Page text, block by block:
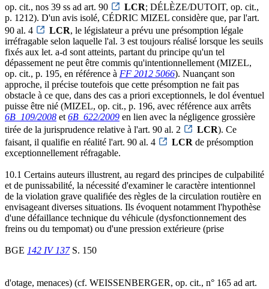
op. cit., nos 39 ss ad art. 90
LCR; DÉLÈZE/DUTOIT, op. cit.,
p. 1212). D'un avis isolé, CÉDRIC MIZEL considère que, par l'art.
90 al. 4
LCR, le législateur a prévu une présomption légale
irréfragable selon laquelle l'al. 3 est toujours réalisé lorsque les seuils
fixés aux let. a-d sont atteints, partant du principe qu'un tel
dépassement ne peut être commis qu'intentionnellement (MIZEL,
op. cit., p. 195, en référence à FF 2012 5066). Nuançant son
approche, il précise toutefois que cette présomption ne fait pas
obstacle à ce que, dans des cas a priori exceptionnels, le dol éventuel
puisse être nié (MIZEL, op. cit., p. 196, avec référence aux arrêts
6B_109/2008 et 6B_622/2009 en lien avec la négligence grossière
tirée de la jurisprudence relative à l'art. 90 al. 2
LCR). Ce
faisant, il qualifie en réalité l'art. 90 al. 4
LCR de présomption
exceptionnellement réfragable.
10.1 Certains auteurs illustrent, au regard des principes de culpabilité
et de punissabilité, la nécessité d'examiner le caractère intentionnel
de la violation grave qualifiée des règles de la circulation routière en
envisageant diverses situations. Ils évoquent notamment l'hypothèse
d'une défaillance technique du véhicule (dysfonctionnement des
freins ou du tempomat) ou d'une pression extérieure (prise
BGE 142 IV 137S. 150
d'otage, menaces) (cf. WEISSENBERGER, op. cit., n° 165 ad art.